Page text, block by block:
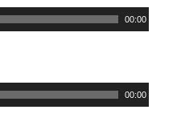
00:00
00:00